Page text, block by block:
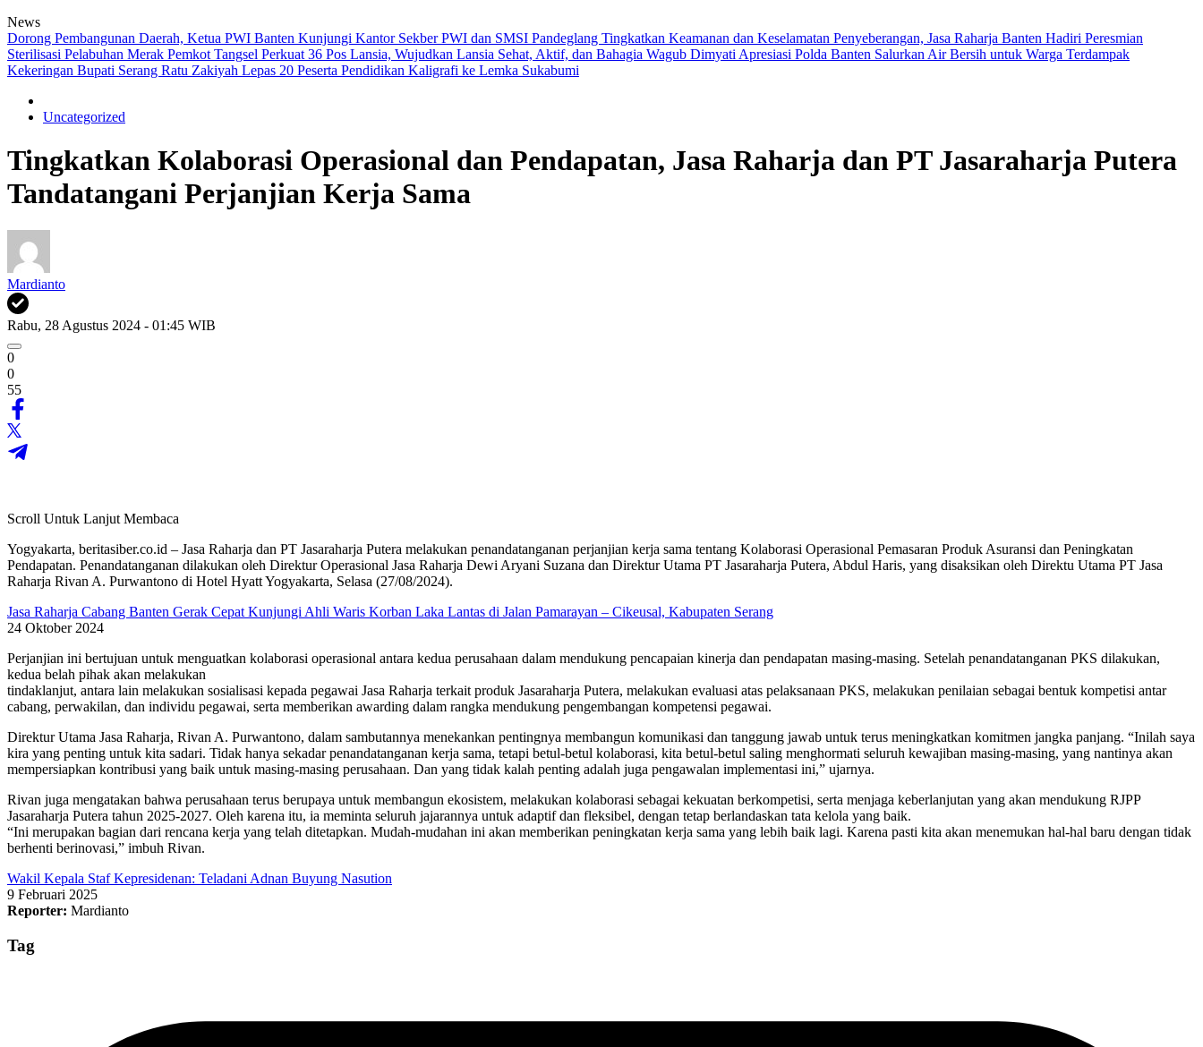
News
Dorong Pembangunan Daerah, Ketua PWI Banten Kunjungi Kantor Sekber PWI dan SMSI Pandeglang Tingkatkan Keamanan dan Keselamatan Penyeberangan, Jasa Raharja Banten Hadiri Peresmian
Sterilisasi Pelabuhan Merak Pemkot Tangsel Perkuat 36 Pos Lansia, Wujudkan Lansia Sehat, Aktif, dan Bahagia Wagub Dimyati Apresiasi Polda Banten Salurkan Air Bersih untuk Warga Terdampak
Kekeringan Bupati Serang Ratu Zakiyah Lepas 20 Peserta Pendidikan Kaligrafi ke Lemka Sukabumi
Uncategorized
Tingkatkan Kolaborasi Operasional dan Pendapatan, Jasa Raharja dan PT Jasaraharja Putera
Tandatangani Perjanjian Kerja Sama
Mardianto
Rabu, 28 Agustus 2024 - 01:45 WIB
0
0
55
Scroll Untuk Lanjut Membaca
Yogyakarta, beritasiber.co.id – Jasa Raharja dan PT Jasaraharja Putera melakukan penandatanganan perjanjian kerja sama tentang Kolaborasi Operasional Pemasaran Produk Asuransi dan Peningkatan
Pendapatan. Penandatanganan dilakukan oleh Direktur Operasional Jasa Raharja Dewi Aryani Suzana dan Direktur Utama PT Jasaraharja Putera, Abdul Haris, yang disaksikan oleh Direktu Utama PT Jasa
Raharja Rivan A. Purwantono di Hotel Hyatt Yogyakarta, Selasa (27/08/2024).
Jasa Raharja Cabang Banten Gerak Cepat Kunjungi Ahli Waris Korban Laka Lantas di Jalan Pamarayan – Cikeusal, Kabupaten Serang
24 Oktober 2024
Perjanjian ini bertujuan untuk menguatkan kolaborasi operasional antara kedua perusahaan dalam mendukung pencapaian kinerja dan pendapatan masing-masing. Setelah penandatanganan PKS dilakukan,
kedua belah pihak akan melakukan
tindaklanjut, antara lain melakukan sosialisasi kepada pegawai Jasa Raharja terkait produk Jasaraharja Putera, melakukan evaluasi atas pelaksanaan PKS, melakukan penilaian sebagai bentuk kompetisi antar
cabang, perwakilan, dan individu pegawai, serta memberikan awarding dalam rangka mendukung pengembangan kompetensi pegawai.
Direktur Utama Jasa Raharja, Rivan A. Purwantono, dalam sambutannya menekankan pentingnya membangun komunikasi dan tanggung jawab untuk terus meningkatkan komitmen jangka panjang. “Inilah saya
kira yang penting untuk kita sadari. Tidak hanya sekadar penandatanganan kerja sama, tetapi betul-betul kolaborasi, kita betul-betul saling menghormati seluruh kewajiban masing-masing, yang nantinya akan
mempersiapkan kontribusi yang baik untuk masing-masing perusahaan. Dan yang tidak kalah penting adalah juga pengawalan implementasi ini,” ujarnya.
Rivan juga mengatakan bahwa perusahaan terus berupaya untuk membangun ekosistem, melakukan kolaborasi sebagai kekuatan berkompetisi, serta menjaga keberlanjutan yang akan mendukung RJPP
Jasaraharja Putera tahun 2025-2027. Oleh karena itu, ia meminta seluruh jajarannya untuk adaptif dan fleksibel, dengan tetap berlandaskan tata kelola yang baik.
“Ini merupakan bagian dari rencana kerja yang telah ditetapkan. Mudah-mudahan ini akan memberikan peningkatan kerja sama yang lebih baik lagi. Karena pasti kita akan menemukan hal-hal baru dengan tidak
berhenti berinovasi,” imbuh Rivan.
Wakil Kepala Staf Kepresidenan: Teladani Adnan Buyung Nasution
9 Februari 2025
Reporter: Mardianto
Tag